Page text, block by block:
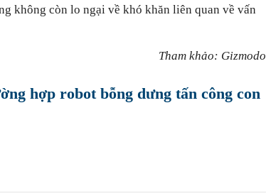
không còn lo ngại về khó khăn liên quan về vấn
Tham khảo: Gizmodo
hợp robot bỗng dưng tấn công con